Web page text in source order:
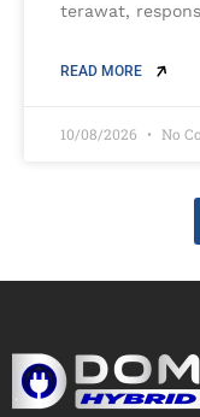
terawat,
READ MORE
10/08/2026 No